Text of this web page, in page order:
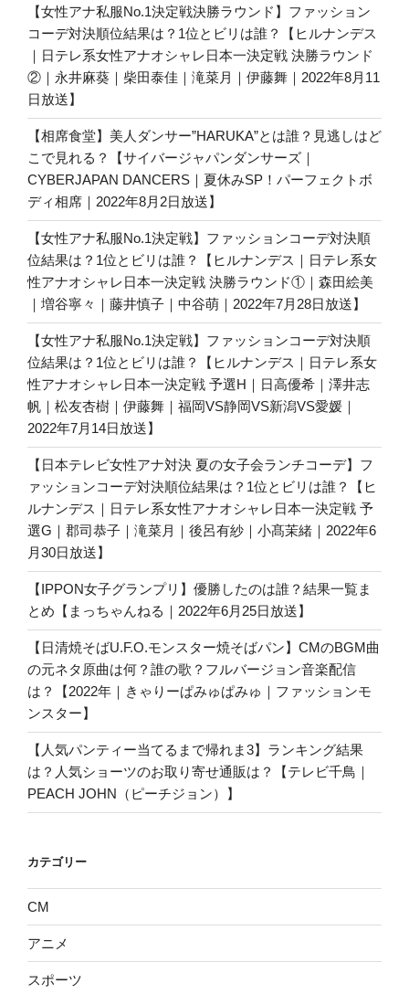
【女性アナ私服No.1決定戦決勝ラウンド】ファッション
コーデ対決順位結果は？1位とビリは誰？【ヒルナンデス
｜日テレ系女性アナオシャレ日本一決定戦 決勝ラウンド
②｜永井麻葵｜柴田泰佳｜滝菜月｜伊藤舞｜2022年8月11
日放送】
【相席食堂】美人ダンサー”HARUKA”とは誰？見逃しはど
こで見れる？【サイバージャパンダンサーズ｜
CYBERJAPAN DANCERS｜夏休みSP！パーフェクトボ
ディ相席｜2022年8月2日放送】
【女性アナ私服No.1決定戦】ファッションコーデ対決順
位結果は？1位とビリは誰？【ヒルナンデス｜日テレ系女
性アナオシャレ日本一決定戦 決勝ラウンド①｜森田絵美
｜増谷寧々｜藤井慎子｜中谷萌｜2022年7月28日放送】
【女性アナ私服No.1決定戦】ファッションコーデ対決順
位結果は？1位とビリは誰？【ヒルナンデス｜日テレ系女
性アナオシャレ日本一決定戦 予選H｜日高優希｜澤井志
帆｜松友杏樹｜伊藤舞｜福岡VS静岡VS新潟VS愛媛｜
2022年7月14日放送】
【日本テレビ女性アナ対決 夏の女子会ランチコーデ】フ
ァッションコーデ対決順位結果は？1位とビリは誰？【ヒ
ルナンデス｜日テレ系女性アナオシャレ日本一決定戦 予
選G｜郡司恭子｜滝菜月｜後呂有紗｜小髙茉緒｜2022年6
月30日放送】
【IPPON女子グランプリ】優勝したのは誰？結果一覧ま
とめ【まっちゃんねる｜2022年6月25日放送】
【日清焼そばU.F.O.モンスター焼そばパン】CMのBGM曲
の元ネタ原曲は何？誰の歌？フルバージョン音楽配信
は？【2022年｜きゃりーぱみゅぱみゅ｜ファッションモ
ンスター】
【人気パンティー当てるまで帰れま3】ランキング結果
は？人気ショーツのお取り寄せ通販は？【テレビ千鳥｜
PEACH JOHN（ピーチジョン）】
カテゴリー
CM
アニメ
スポーツ